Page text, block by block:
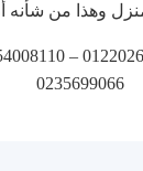
0235699066